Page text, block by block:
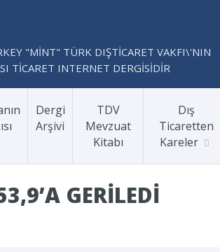
"MİNT" TÜRK DIŞTİCARET VAKFI\'NIN
TİCARET INTERNET DERGİSİDİR
Dergi
Arşivi
TDV
Mevzuat
Kitabı
Dış
Ticaretten
Kareler
GERILEDI